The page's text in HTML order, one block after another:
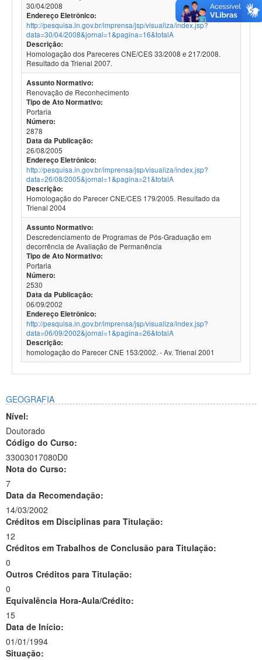
30/04/2008
Endereço Eletrônico:
http://pesquisa.in.gov.br/imprensa/jsp/visualiza/index.jsp?
data=30/04/2008&jornal=1&pagina=16&totalA
Descrição:
Homologação dos Pareceres CNE/CES 33/2008 e 217/2008.
Resultado da Trienal 2007.
Assunto Normativo:
Renovação de Reconhecimento
Tipo de Ato Normativo:
Portaria
Número:
2878
Data da Publicação:
26/08/2005
Endereço Eletrônico:
http://pesquisa.in.gov.br/imprensa/jsp/visualiza/index.jsp?
data=26/08/2005&jornal=1&pagina=21&totalA
Descrição:
Homologação do Parecer CNE/CES 179/2005. Resultado da
Trienal 2004
Assunto Normativo:
Descredenciamento de Programas de Pós-Graduação em
decorrência de Avaliação de Permanência
Tipo de Ato Normativo:
Portaria
Número:
2530
Data da Publicação:
06/09/2002
Endereço Eletrônico:
http://pesquisa.in.gov.br/imprensa/jsp/visualiza/index.jsp?
data=06/09/2002&jornal=1&pagina=26&totalA
Descrição:
homologação do Parecer CNE 153/2002. - Av. Trienal 2001
GEOGRAFIA
Nível:
Doutorado
Código do Curso:
33003017080D0
Nota do Curso:
7
Data da Recomendação:
14/03/2002
Créditos em Disciplinas para Titulação:
12
Créditos em Trabalhos de Conclusão para Titulação:
0
Outros Créditos para Titulação:
0
Equivalência Hora-Aula/Crédito:
15
Data de Início:
01/01/1994
Situação: